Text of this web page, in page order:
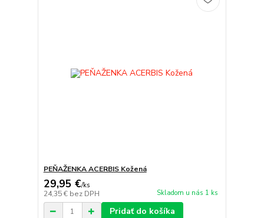
PEŇAŽENKA ACERBIS Kožená
29,95 €/ks
24,35 € bez DPH Skladom u nás 1 ks
Pridať do košíka